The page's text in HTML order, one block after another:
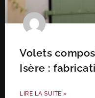
Volets
Isère :
LIRE LA SUITE »